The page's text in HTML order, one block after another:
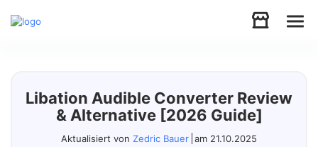
Video
Libation Audible Converter Review
& Alternative [2026 Guide]
Aktualisiert von Zedric Bauer am 21.10.2025